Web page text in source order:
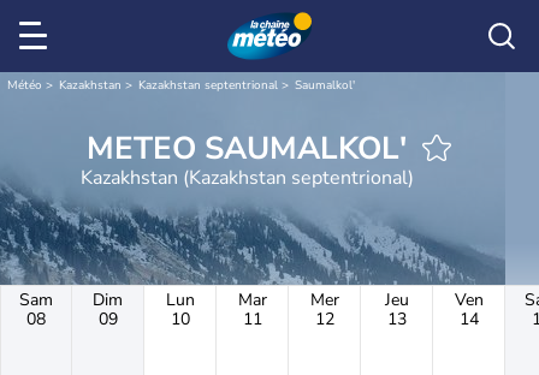
Météo Kazakhstan Kazakhstan septentrional Saumalkol'
METEO SAUMALKOL'
Kazakhstan (Kazakhstan septentrional)
Sam
08
Dim
09
Lun
10
Mar
11
Mer
12
Jeu
13
Ven
14